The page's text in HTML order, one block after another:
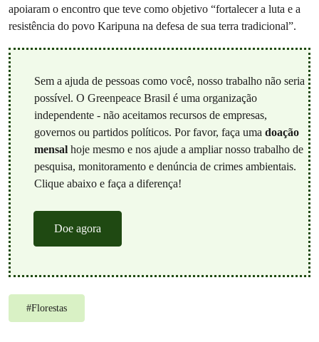
apoiaram o encontro que teve como objetivo “fortalecer a luta e a
resistência do povo Karipuna na defesa de sua terra tradicional”.
Sem a ajuda de pessoas como você, nosso trabalho não seria
possível. O Greenpeace Brasil é uma organização
independente - não aceitamos recursos de empresas,
governos ou partidos políticos. Por favor, faça uma doação
mensalhoje mesmo e nos ajude a ampliar nosso trabalho de
pesquisa, monitoramento e denúncia de crimes ambientais.
Clique abaixo e faça a diferença!
Doe agora
#Florestas